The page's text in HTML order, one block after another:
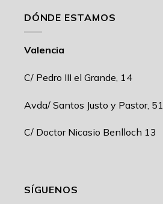
DÓNDE ESTAMOS
Valencia
C/ Pedro III el Grande, 14
Avda/ Santos Justo y Pastor, 51
C/ Doctor Nicasio Benlloch 13
SÍGUENOS